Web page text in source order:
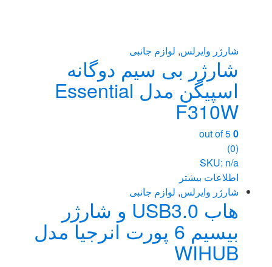
شارژر وایرلس, لوازم جانبی
شارژر بی سیم دوگانه
اسپیگن مدل Essential
F310W
0
(0)
SKU: n/a
اطلاعات بیشتر
شارژر وایرلس, لوازم جانبی
هاب USB3.0 و شارژر
بیسیم 6 پورت انرجیا مدل
WIHUB